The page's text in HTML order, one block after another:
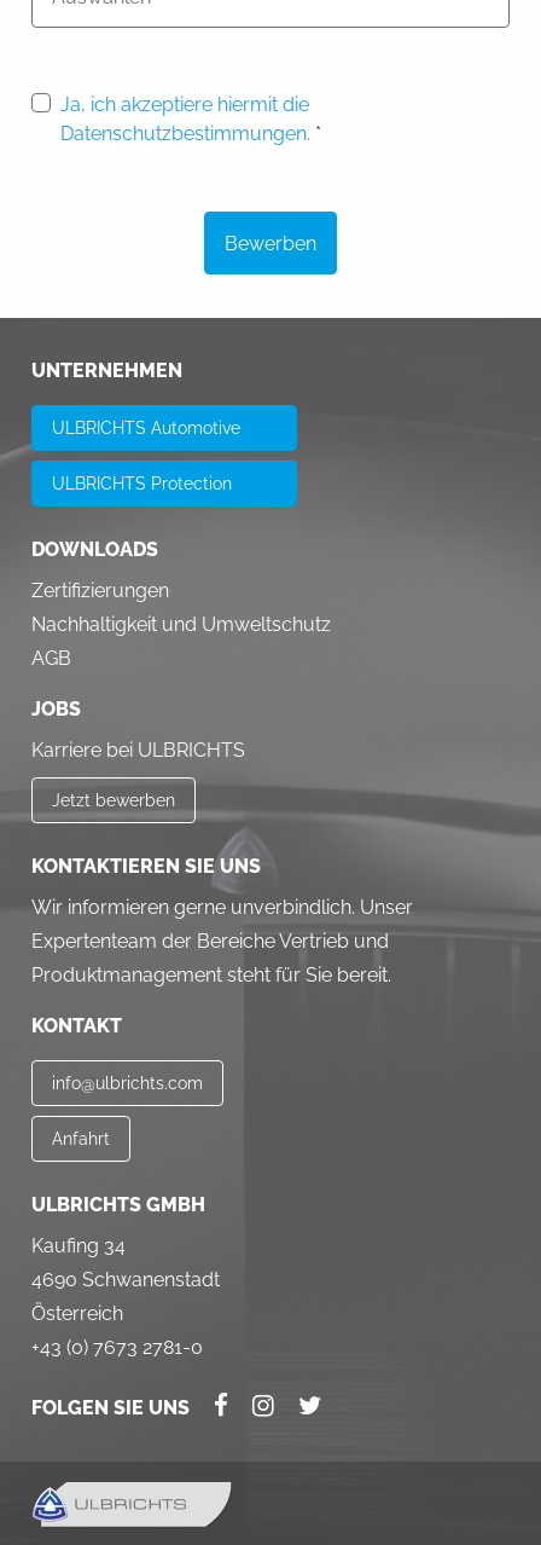
Ja, ich akzeptiere hiermit die
Datenschutzbestimmungen. *
UNTERNEHMEN
ULBRICHTS Automotive
ULBRICHTS Protection
DOWNLOADS
Zertifizierungen
Nachhaltigkeit und Umweltschutz
AGB
JOBS
Karriere bei ULBRICHTS
Jetzt bewerben
KONTAKTIEREN SIE UNS
Wir informieren gerne unverbindlich. Unser
Expertenteam der Bereiche Vertrieb und
Produktmanagement steht für Sie bereit.
KONTAKT
info@ulbrichts.com
Anfahrt
ULBRICHTS GMBH
Kaufing 34
4690 Schwanenstadt
Österreich
+43 (0) 7673 2781-0
FOLGEN SIE UNS